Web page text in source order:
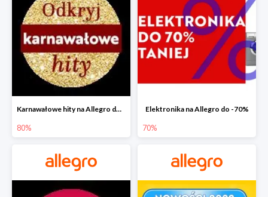
Karnawałowe hity na Allegro do -80%
80%
Elektronika na Allegro do -70%
70%